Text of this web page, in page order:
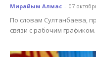
Мирайым Алмас - 07
По словам Султанбаева,
связи с рабочим графиком.